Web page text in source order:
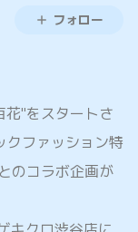
フォロー
"をスタートさ
クファッション特
のコラボ企画が